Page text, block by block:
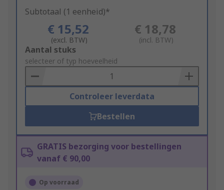
Subtotaal (1 eenheid)*
€ 15,52
(excl. BTW)
€ 18,78
(incl. BTW)
Add
to
Basket
Aantal stuks
selecteer of typ hoeveelheid
Controleer leverdata
Bestellen
GRATIS bezorging voor bestellingen
vanaf € 90,00
Op voorraad